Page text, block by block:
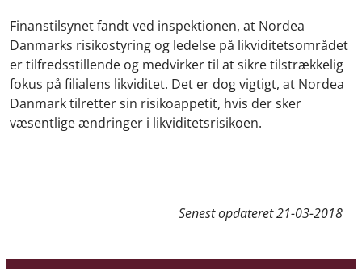
Finanstilsynet fandt ved inspektionen, at Nordea
Danmarks risikostyring og ledelse på likviditetsområdet
er tilfredsstillende og medvirker til at sikre tilstrækkelig
fokus på filialens likviditet. Det er dog vigtigt, at Nordea
Danmark tilretter sin risikoappetit, hvis der sker
væsentlige ændringer i likviditetsrisikoen.
Senest opdateret21-03-2018